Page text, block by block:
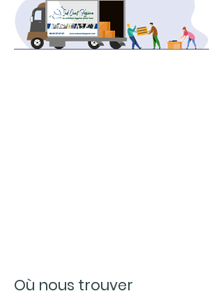
Où nous trouver